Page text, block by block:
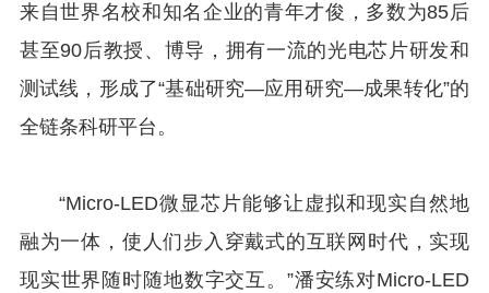
来自世界名校和知名企业的青年才俊，多数为85后
甚至90后教授、博导，拥有一流的光电芯片研发和
测试线，形成了“基础研究—应用研究—成果转化”的
全链条科研平台。
“Micro-LED微显芯片能够让虚拟和现实自然地
融为一体，使人们步入穿戴式的互联网时代，实现
现实世界随时随地数字交互。”潘安练对Micro-LED